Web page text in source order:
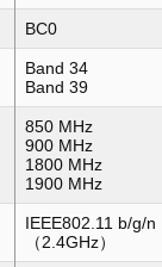
BC0
Band 34
Band 39
850 MHz
900 MHz
1800 MHz
1900 MHz
IEEE802.11 b/g/n
（2.4GHz）